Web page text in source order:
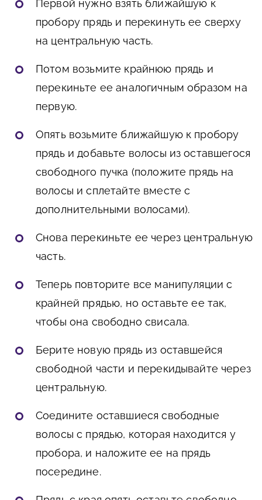
Первой нужно взять ближайшую к
пробору прядь и перекинуть ее сверху
на центральную часть.
Потом возьмите крайнюю прядь и
перекиньте ее аналогичным образом на
первую.
Опять возьмите ближайшую к пробору
прядь и добавьте волосы из оставшегося
свободного пучка (положите прядь на
волосы и сплетайте вместе с
дополнительными волосами).
Снова перекиньте ее через центральную
часть.
Теперь повторите все манипуляции с
крайней прядью, но оставьте ее так,
чтобы она свободно свисала.
Берите новую прядь из оставшейся
свободной части и перекидывайте через
центральную.
Соедините оставшиеся свободные
волосы с прядью, которая находится у
пробора, и наложите ее на прядь
посередине.